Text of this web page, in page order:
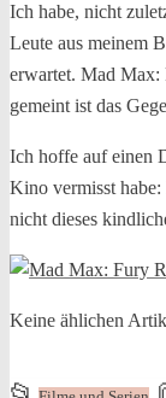
Ich habe, nicht
Leute aus meinem
erwartet. Mad Max:
gemeint ist das
Ich hoffe auf einen
Kino vermisst
nicht dieses
Keine ählichen
This